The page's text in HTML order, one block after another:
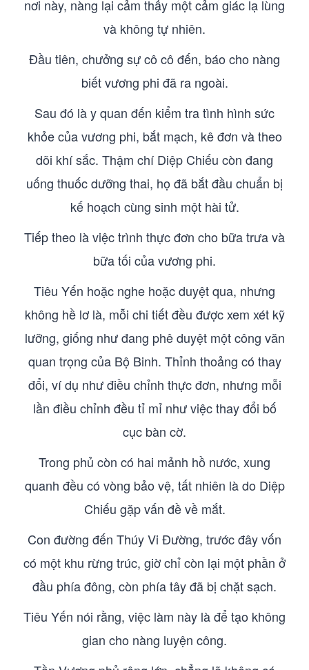
nơi này, nàng lại cảm thấy một cảm giác lạ lùng
và không tự nhiên.
Đầu tiên, chưởng sự cô cô đến, báo cho nàng
biết vương phi đã ra ngoài.
Sau đó là y quan đến kiểm tra tình hình sức
khỏe của vương phi, bắt mạch, kê đơn và theo
dõi khí sắc. Thậm chí Diệp Chiếu còn đang
uống thuốc dưỡng thai, họ đã bắt đầu chuẩn bị
kế hoạch cùng sinh một hài tử.
Tiếp theo là việc trình thực đơn cho bữa trưa và
bữa tối của vương phi.
Tiêu Yến hoặc nghe hoặc duyệt qua, nhưng
không hề lơ là, mỗi chi tiết đều được xem xét kỹ
lưỡng, giống như đang phê duyệt một công văn
quan trọng của Bộ Binh. Thỉnh thoảng có thay
đổi, ví dụ như điều chỉnh thực đơn, nhưng mỗi
lần điều chỉnh đều tỉ mỉ như việc thay đổi bố
cục bàn cờ.
Trong phủ còn có hai mảnh hồ nước, xung
quanh đều có vòng bảo vệ, tất nhiên là do Diệp
Chiếu gặp vấn đề về mắt.
Con đường đến Thúy Vi Đường, trước đây vốn
có một khu rừng trúc, giờ chỉ còn lại một phần ở
đầu phía đông, còn phía tây đã bị chặt sạch.
Tiêu Yến nói rằng, việc làm này là để tạo không
gian cho nàng luyện công.